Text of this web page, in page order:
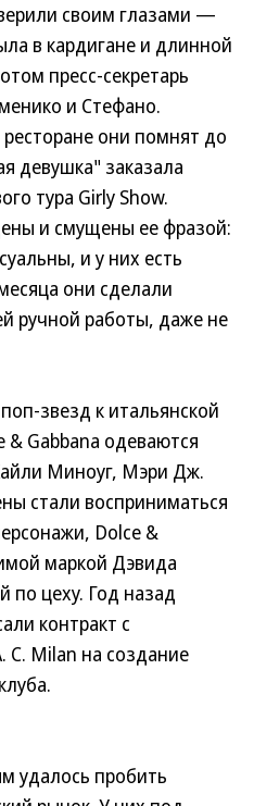
своим глазами —
в кардигане и длинной
пресс-секретарь
и Стефано.
они помнят до
девушка" заказала
тура Girly Show.
и смущены ее фразой:
и у них есть
они сделали
ручной работы, даже не
звезд к итальянской
& Gabbana одеваются
Миноуг, Мэри Дж.
стали восприниматься
Dolce &
маркой Дэвида
по цеху. Год назад
контракт с
Milan на создание
удалось пробить